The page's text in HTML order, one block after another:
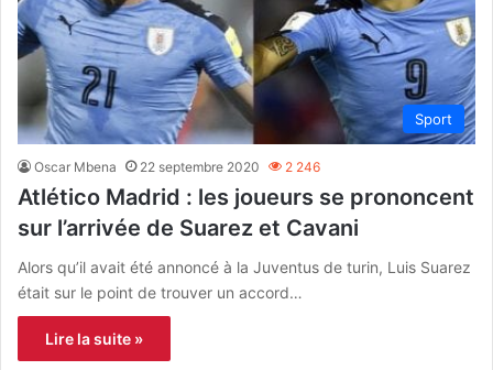
Sport
Oscar Mbena 22 septembre 2020 2 246
Atlético Madrid : les joueurs se prononcent
sur l’arrivée de Suarez et Cavani
Alors qu’il avait été annoncé à la Juventus de turin, Luis Suarez
était sur le point de trouver un accord…
Lire la suite »